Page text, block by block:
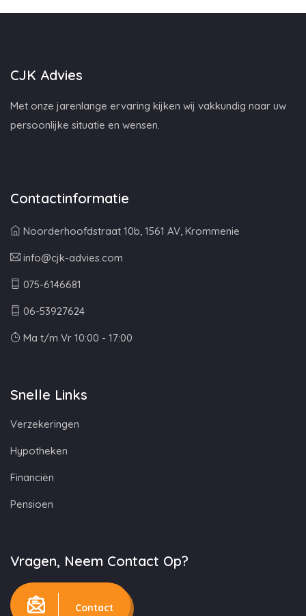
CJK Advies
Met onze jarenlange ervaring kijken wij vakkundig naar uw
persoonlijke situatie en wensen.
Contactinformatie
Noorderhoofdstraat 10b, 1561 AV, Krommenie
info@cjk-advies.com
075-6146681
06-53927624
Ma t/m Vr 10:00 - 17:00
Snelle Links
Verzekeringen
Hypotheken
Financiën
Pensioen
Vragen, Neem Contact Op?
Contact